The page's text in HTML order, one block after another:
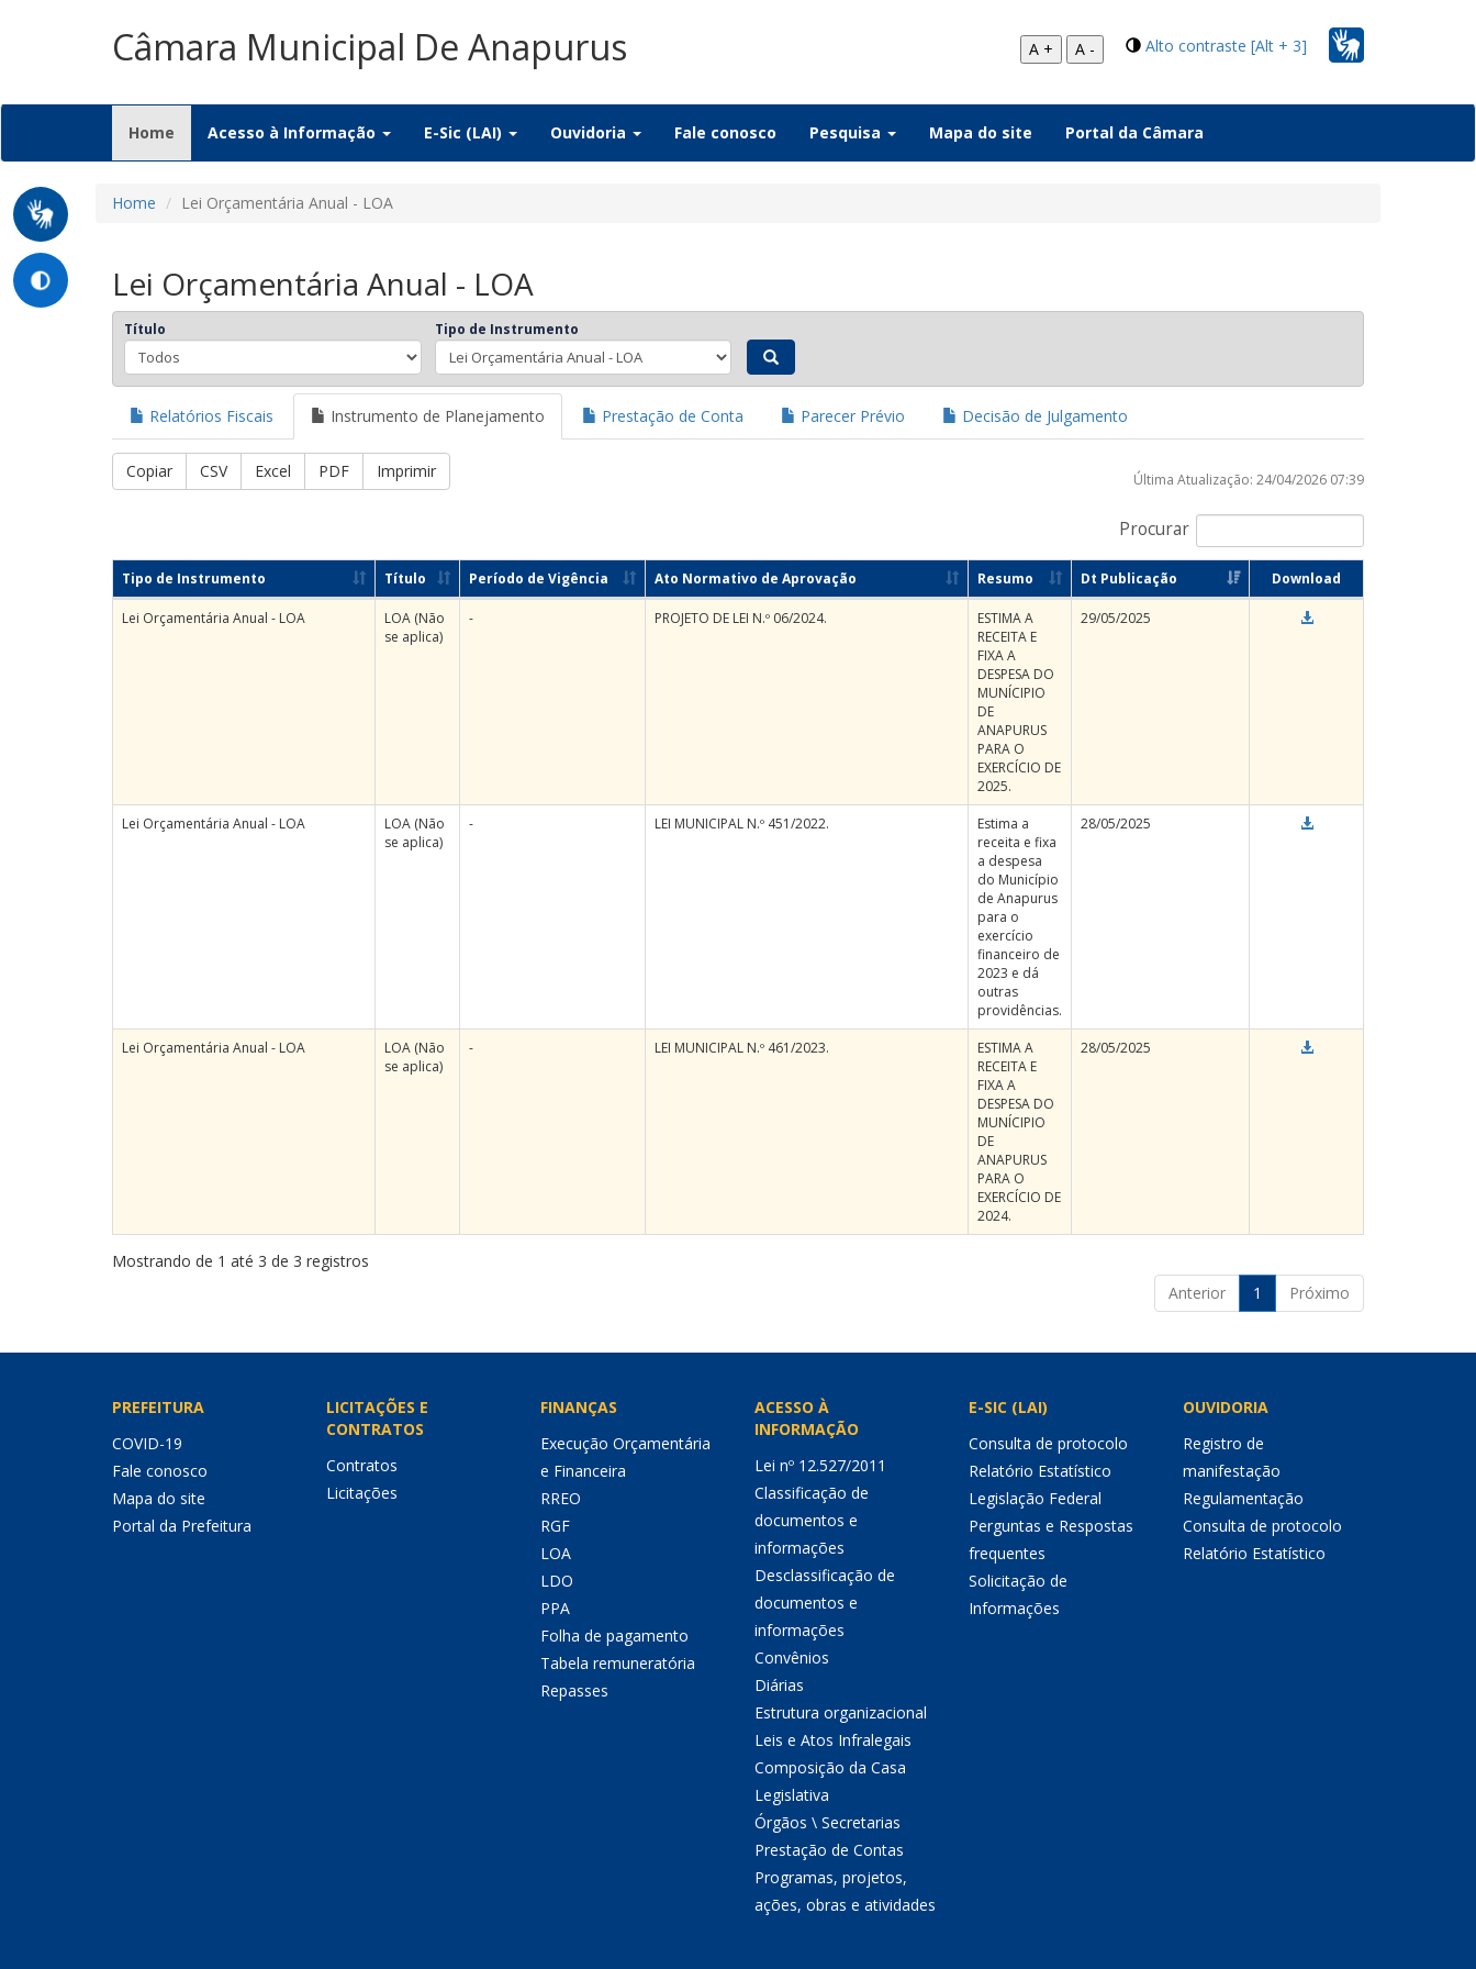
Câmara Municipal De Anapurus Alto contraste [Alt + 3]
A + A -
Home (current)
Acesso à Informação E-Sic (LAI) Ouvidoria Fale conosco Pesquisa Mapa do site Portal da Câmara
Home Lei Orçamentária Anual - LOA
Lei Orçamentária Anual - LOA
Título Tipo de Instrumento
Relatórios Fiscais Instrumento de Planejamento Prestação de Conta Parecer Prévio Decisão de Julgamento
Copiar CSV Excel PDF Imprimir
Procurar
Última Atualização: 24/04/2026 07:39
Tipo de Instrumento Título Período de Vigência Ato Normativo de Aprovação Resumo Dt Publicação Download
Lei Orçamentária Anual - LOA
LOA (Não
se aplica)
- PROJETO DE LEI N.º 06/2024.
ESTIMA A
RECEITA E
FIXA A
DESPESA DO
MUNÍCIPIO
DE
ANAPURUS
PARA O
EXERCÍCIO DE
2025.
29/05/2025
Lei Orçamentária Anual - LOA
LOA (Não
se aplica)
- LEI MUNICIPAL N.º 451/2022.
Estima a
receita e fixa
a despesa
do Município
de Anapurus
para o
exercício
financeiro de
2023 e dá
outras
providências.
28/05/2025
Lei Orçamentária Anual - LOA
LOA (Não
se aplica)
- LEI MUNICIPAL N.º 461/2023.
ESTIMA A
RECEITA E
FIXA A
DESPESA DO
MUNÍCIPIO
DE
ANAPURUS
PARA O
EXERCÍCIO DE
2024.
28/05/2025
Mostrando de 1 até 3 de 3 registros
Anterior
1 Próximo
PREFEITURA
COVID-19
Fale conosco
Mapa do site
Portal da Prefeitura
LICITAÇÕES E
CONTRATOS
Contratos
Licitações
FINANÇAS
Execução Orçamentária
e Financeira
RREO
RGF
LOA
LDO
PPA
Folha de pagamento
Tabela remuneratória
Repasses
ACESSO À
INFORMAÇÃO
Lei nº 12.527/2011
Classificação de
documentos e
informações
Desclassificação de
documentos e
informações
Convênios
Diárias
Estrutura organizacional
Leis e Atos Infralegais
Composição da Casa
Legislativa
Órgãos \ Secretarias
Prestação de Contas
Programas, projetos,
ações, obras e atividades
E-SIC (LAI)
Consulta de protocolo
Relatório Estatístico
Legislação Federal
Perguntas e Respostas
frequentes
Solicitação de
Informações
OUVIDORIA
Registro de
manifestação
Regulamentação
Consulta de protocolo
Relatório Estatístico